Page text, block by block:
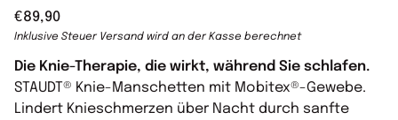
Regulärer Preis
€89,90
Inklusive Steuer Versand wird an der Kasse berechnet
Die Knie-Therapie, die wirkt, während Sie schlafen.
STAUDT® Knie-Manschetten mit Mobitex®-Gewebe.
Lindert Knieschmerzen über Nacht durch sanfte